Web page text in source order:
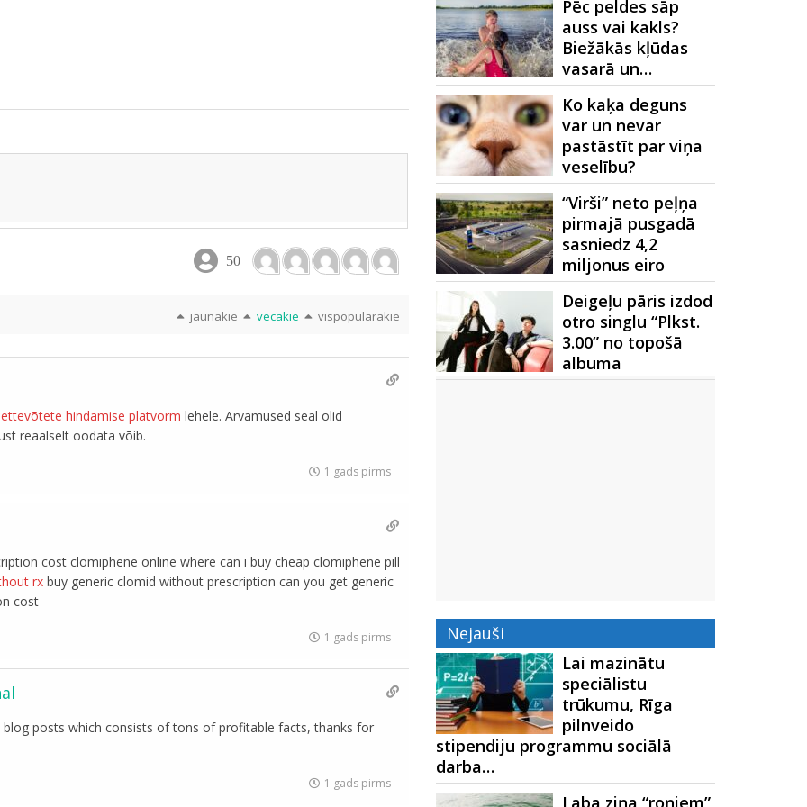
50
jaunākie vecākie vispopulārākie
ettevõtete hindamise platvorm lehele. Arvamused seal olid
reaalselt oodata võib.
1 gads pirms
cost clomiphene online where can i buy cheap clomiphene pill
rx buy generic clomid without prescription can you get generic
cost
1 gads pirms
posts which consists of tons of profitable facts, thanks for
1 gads pirms
Pēc peldes sāp
auss vai kakls?
Biežākās kļūdas
vasarā un…
Ko kaķa deguns
var un nevar
pastāstīt par viņa
veselību?
“Virši” neto peļņa
pirmajā pusgadā
sasniedz 4,2
miljonus eiro
Deigeļu pāris izdod
otro singlu “Plkst.
3.00” no topošā
albuma
Nejauši
Lai mazinātu
speciālistu
trūkumu, Rīga
pilnveido
stipendiju programmu sociālā
darba…
Laba ziņa “roņiem”